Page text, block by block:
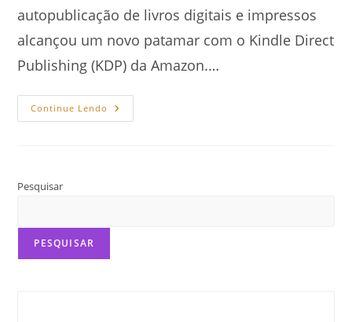
autopublicação de livros digitais e impressos
alcançou um novo patamar com o Kindle Direct
Publishing (KDP) da Amazon.…
Continue Lendo Aprenda
Como
Pesquisar
PESQUISAR